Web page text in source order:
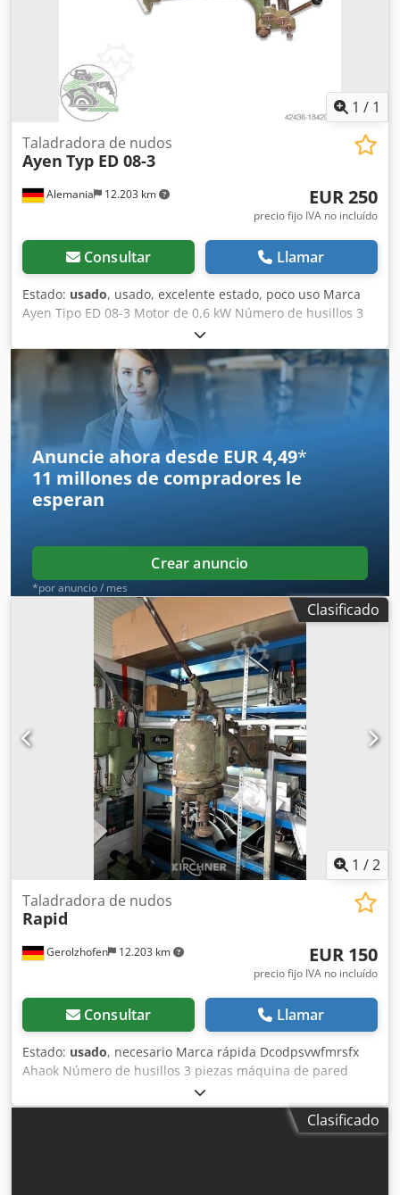
1 / 1
Alemania 12.203 km
Taladradora de nudos
Ayen Typ ED 08-3
EUR 250
precio fijo IVA no incluído
Consultar Llamar
Estado: usado, usado, excelente estado, poco uso Marca
Ayen Tipo ED 08-3 Motor de 0,6 kW Número de husillos 3
piezas máquina de pared plegable Operación manual
Proyección del soporte aprox. 500 mm Portabrocas cónico
MK 1 Requerimiento de espacio aprox. LxAnxAl mm 1100 x
300 x 1000 Dedpfxjvwgd So Ahaock Ubicación del almacén
97447 Gerolzhofen Entrega en el estado actual - carga
gratuita -
Anuncie ahora desde EUR 4,49*
11 millones de compradores le
esperan
Crear anuncio
*por anuncio / mes
Clasificado
1 /2
Gerolzhofen 12.203 km
Taladradora de nudos
Rapid
EUR 150
precio fijo IVA no incluído
Consultar Llamar
Estado: usado, necesario Marca rápida Dcodpsvwfmrsfx
Ahaok Número de husillos 3 piezas máquina de pared
Proyección del soporte aprox. 500 mm Ubicación de
almacenamiento 97447 Gerolzhofen, carga libre, sin
embalaje Entrega en el estado actual según inspección.
Clasificado